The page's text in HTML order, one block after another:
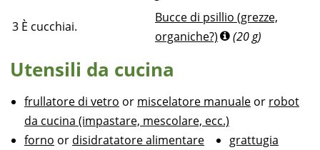
3 È cucchiai.
Bucce di psillio (grezze,
organiche?)
(20 g)
Utensili da cucina
frullatore di vetro or miscelatore manuale or robot
da cucina (impastare, mescolare, ecc.)
forno or disidratatore alimentare
grattugia